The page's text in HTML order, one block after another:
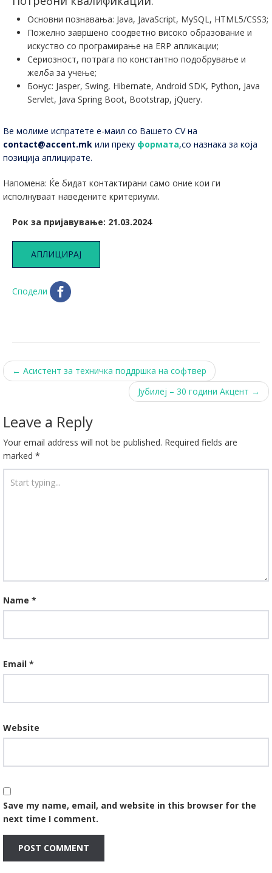
Основни познавања: Java, JavaScript, MySQL, HTML5/CSS3;
Пожелно завршено соодветно високо образование и
искуство со програмирање на ERP апликации;
Сериозност, потрага по константно подобрување и
желба за учење;
Бонус: Jasper, Swing, Hibernate, Android SDK, Python, Java
Servlet, Java Spring Boot, Bootstrap, jQuery.
Ве молиме испратете е-маил со Вашето CV на
contact@accent.mk или преку формата,со назнака за која
позиција аплицирате.
Напомена: Ќе бидат контактирани само оние кои ги
исполнуваат наведените критериуми.
Рок за пријавување: 21.03.2024
АПЛИЦИРАЈ
Сподели
Post
← Асистент за техничка поддршка на софтвер
Јубилеј – 30 години Акцент →
Leave a Reply
Your email address will not be published. Required fields are
marked *
Name *
Email *
Website
Save my name, email, and website in this browser for the
next time I comment.